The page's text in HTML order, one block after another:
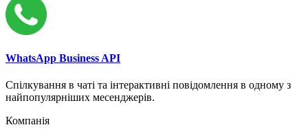
WhatsApp Business API
Спілкування в чаті та інтерактивні повідомлення в одному з
найпопулярніших месенджерів.
Компанія